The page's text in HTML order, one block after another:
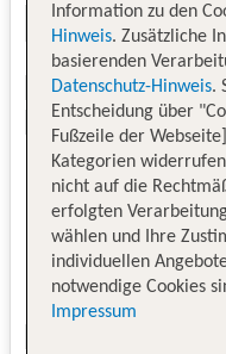
Information zu den
Hinweis. Zusätzliche
basierenden
Datenschutz-Hinweis.
Entscheidung über
Fußzeile der
Kategorien
nicht auf die
erfolgten
wählen und Ihre
individuellen
notwendige Cookies
Impressum